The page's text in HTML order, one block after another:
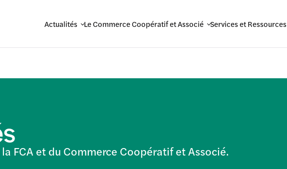
Actualités Le Commerce Coopératif et Associé Services et Ressources
FCA et du Commerce Coopératif et Associé.